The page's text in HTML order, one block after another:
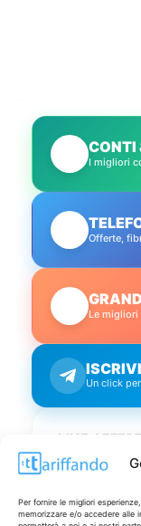
Per fornire le migliori
memorizzare e/o accedere alle
CONTI
I migliori
Offerte,
Le
Un click
LIVE
Tutte